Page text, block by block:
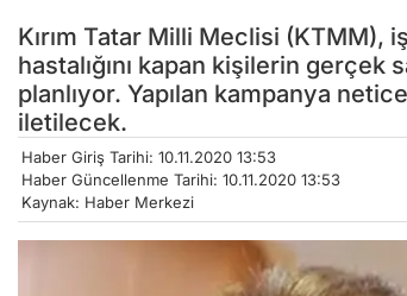
Kırım Tatar Milli Meclisi (KTMM),
hastalığını kapan kişilerin gerçek
planlıyor. Yapılan kampanya
iletilecek.
Haber Giriş Tarihi: 10.11.2020 13:53
Haber Güncellenme Tarihi: 10.11.2020 13:53
Kaynak: Haber Merkezi